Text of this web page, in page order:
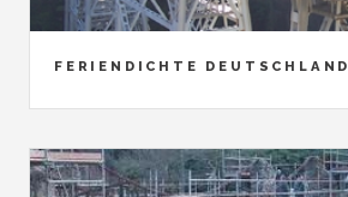
FERIENDICHTE DEUTSCHLAND